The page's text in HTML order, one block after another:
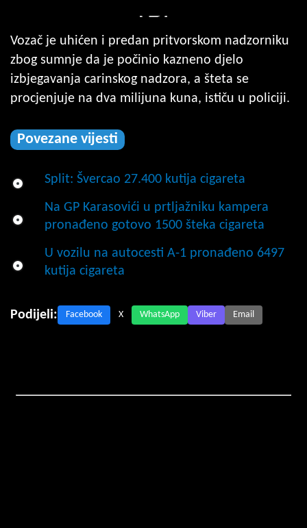
Vozač je uhićen i predan pritvorskom nadzorniku
zbog sumnje da je počinio kazneno djelo
izbjegavanja carinskog nadzora, a šteta se
procjenjuje na dva milijuna kuna, ističu u policiji.
Povezane vijesti
Split: Švercao 27.400 kutija cigareta
Na GP Karasovići u prtljažniku kampera
pronađeno gotovo 1500 šteka cigareta
U vozilu na autocesti A-1 pronađeno 6497
kutija cigareta
Podijeli: Facebook X WhatsApp Viber Email